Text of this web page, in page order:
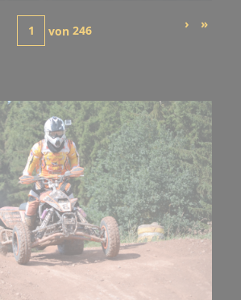
von 246 › »